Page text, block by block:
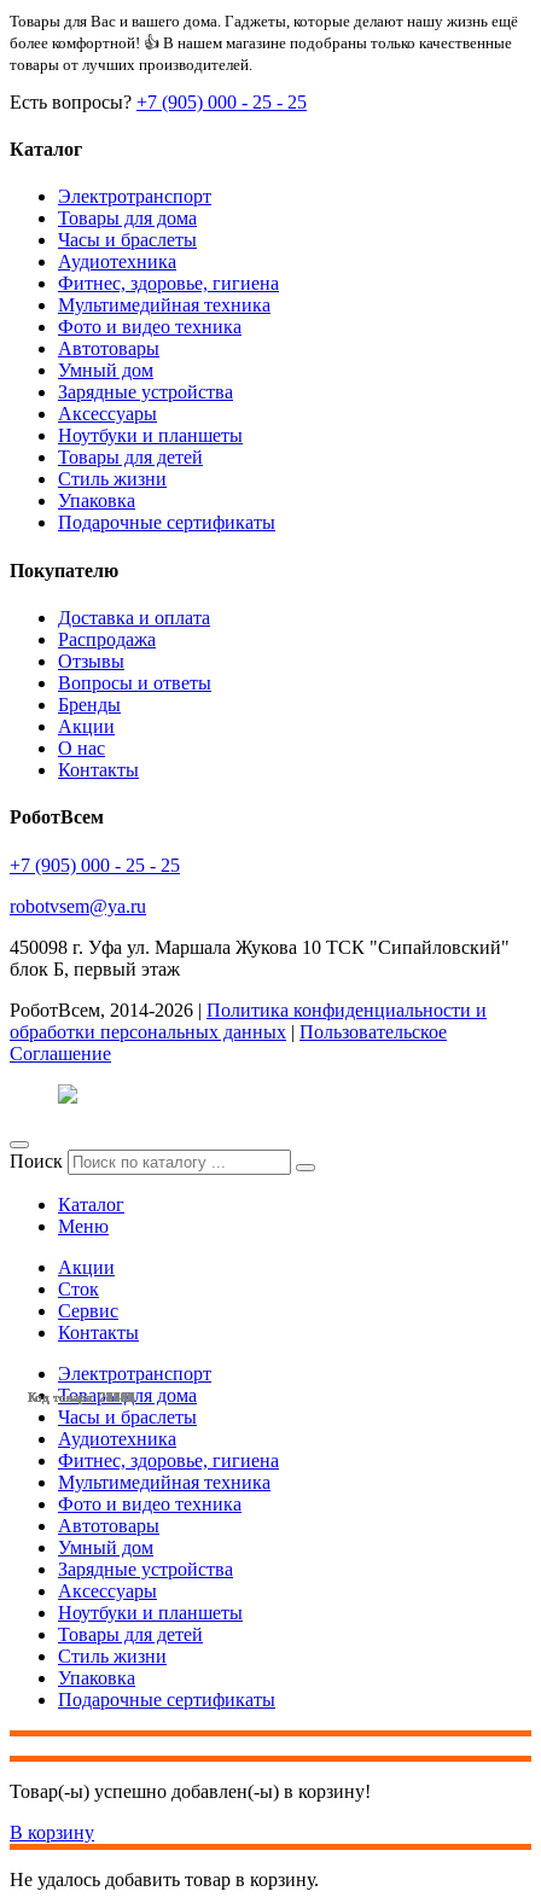
Код товара: 28497
Код товара: 28430
Код товара: 27785
Код товара: 27783
Код товара: 27607
Код товара: 27281
Код товара: 27146
Код товара: 26769
Код товара: 24614
Код товара: 23593
Код товара: 28455
Код товара: 28454
Товары для Вас и вашего дома. Гаджеты, которые делают нашу жизнь ещё
более комфортной! 👍 В нашем магазине подобраны только качественные
товары от лучших производителей.
Есть вопросы? +7 (905) 000 - 25 - 25
Каталог
Электротранспорт
Товары для дома
Часы и браслеты
Аудиотехника
Фитнес, здоровье, гигиена
Мультимедийная техника
Фото и видео техника
Автотовары
Умный дом
Зарядные устройства
Аксессуары
Ноутбуки и планшеты
Товары для детей
Стиль жизни
Упаковка
Подарочные сертификаты
Покупателю
Доставка и оплата
Распродажа
Отзывы
Вопросы и ответы
Бренды
Акции
О нас
Контакты
РоботВсем
+7 (905) 000 - 25 - 25
robotvsem@ya.ru
450098 г. Уфа ул. Маршала Жукова 10 ТСК "Сипайловский"
блок Б, первый этаж
РоботВсем, 2014-2026 | Политика конфиденциальности и
обработки персональных данных | Пользовательское
Соглашение
Поиск
Каталог
Меню
Акции
Сток
Сервис
Контакты
Электротранспорт
Товары для дома
Часы и браслеты
Аудиотехника
Фитнес, здоровье, гигиена
Мультимедийная техника
Фото и видео техника
Автотовары
Умный дом
Зарядные устройства
Аксессуары
Ноутбуки и планшеты
Товары для детей
Стиль жизни
Упаковка
Подарочные сертификаты
Товар(-ы) успешно добавлен(-ы) в корзину!
В корзину
Не удалось добавить товар в корзину.